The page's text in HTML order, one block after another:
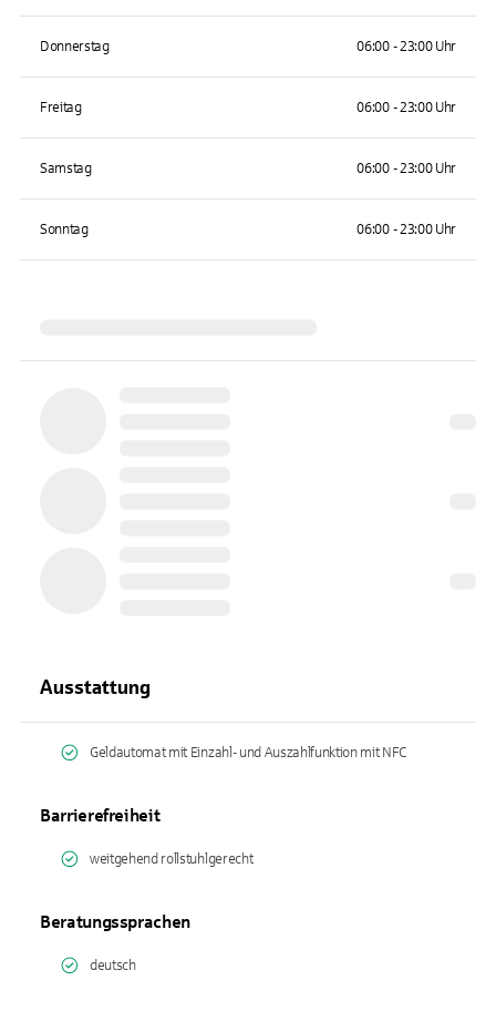
Donnerstag 06:00 - 23:00 Uhr
Freitag 06:00 - 23:00 Uhr
Samstag 06:00 - 23:00 Uhr
Sonntag 06:00 - 23:00 Uhr
Ausstattung
Geldautomat mit Einzahl- und Auszahlfunktion mit NFC
Barrierefreiheit
weitgehend rollstuhlgerecht
Beratungssprachen
deutsch